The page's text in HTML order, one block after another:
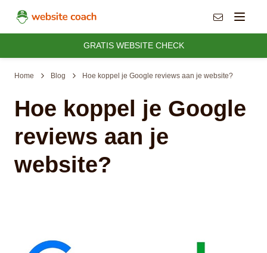
Menu
GRATIS WEBSITE CHECK
Home Blog Hoe koppel je Google reviews aan je website?
Hoe koppel je Google
reviews aan je
website?